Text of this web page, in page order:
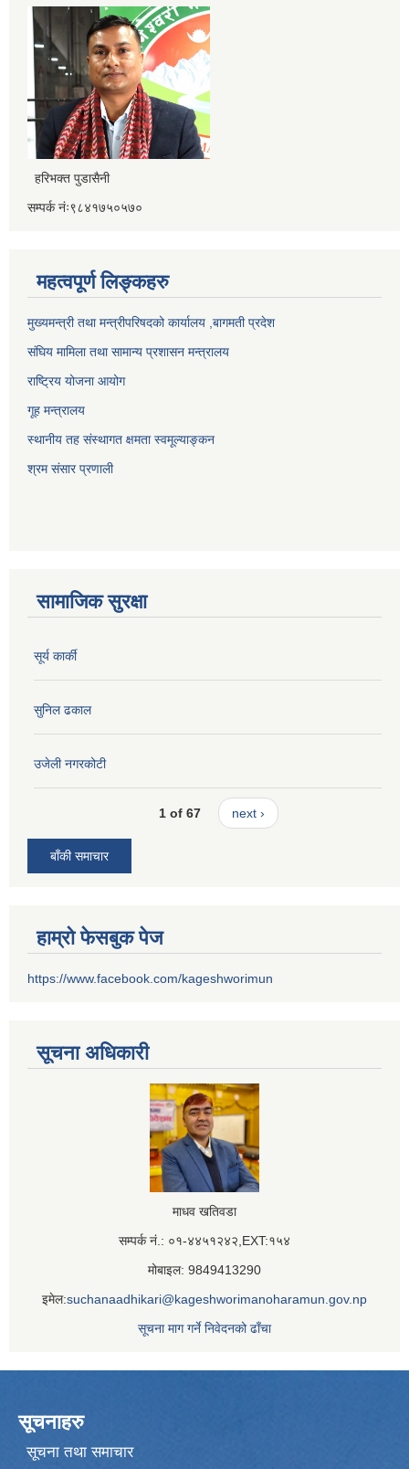
हरिभक्त पुडासैनी
सम्पर्क नंः९८४१७५०५७०
महत्वपूर्ण लिङ्कहरु
मुख्यमन्त्री तथा मन्त्रीपरिषदको कार्यालय ,बागमती प्रदेश
संघिय मामिला तथा सामान्य प्रशासन मन्त्रालय
राष्ट्रिय योजना आयोग
गूह मन्त्रालय
स्थानीय तह संस्थागत क्षमता स्वमूल्याङ्कन
श्रम संसार प्रणाली
सामाजिक सुरक्षा
सूर्य कार्की
सुनिल ढकाल
उजेली नगरकोटी
1 of 67 next ›
बाँकी समाचार
हाम्रो फेसबुक पेज
https://www.facebook.com/kageshworimun
सूचना अधिकारी
माधव खतिवडा
सम्पर्क नं.: ०१-४४५१२४२,EXT:१५४
मोबाइल: 9849413290
इमेल:suchanaadhikari@kageshworimanoharamun.gov.np
सूचना माग गर्ने निवेदनको ढाँचा
सूचनाहरु
सूचना तथा समाचार